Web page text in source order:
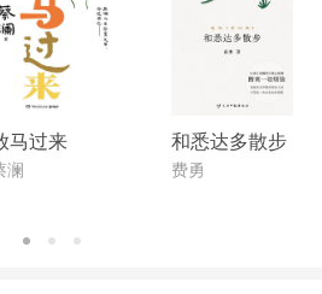
马过来
澜
和悉达多散步
费勇